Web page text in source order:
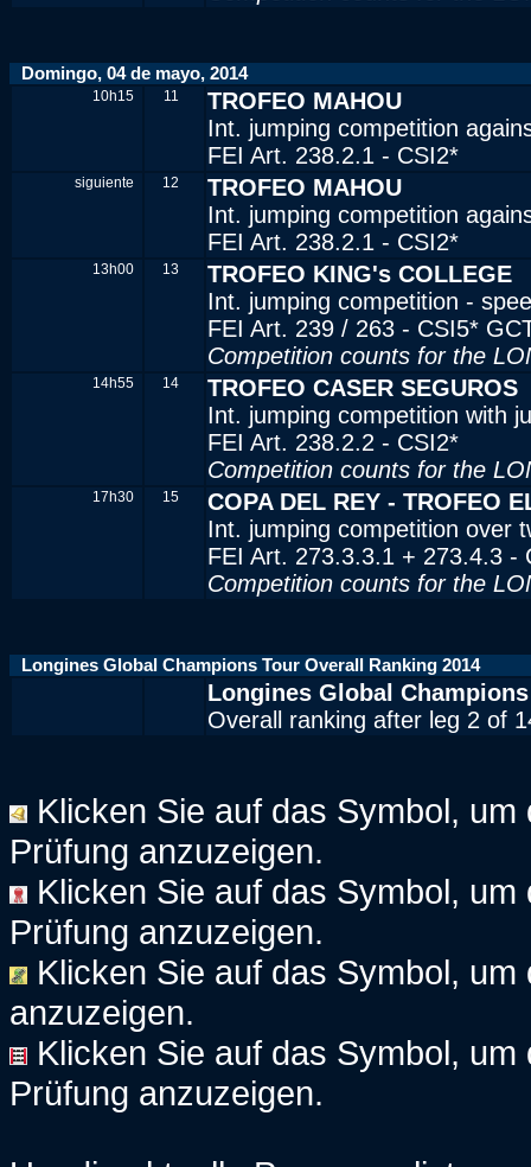
Domingo, 04 de mayo, 2014
10h15 11
TROFEO MAHOU
Int. jumping competition
FEI Art. 238.2.1 - CSI2*
siguiente 12
TROFEO MAHOU
Int. jumping competition
FEI Art. 238.2.1 - CSI2*
13h00 13
TROFEO KING's COLLEGE
Int. jumping competition -
FEI Art. 239 / 263 - CSI5*
Competition counts for the
14h55 14
TROFEO CASER SEGUROS
Int. jumping competition with
FEI Art. 238.2.2 - CSI2*
Competition counts for the
17h30 15
COPA DEL REY - TROFEO
Int. jumping competition over
FEI Art. 273.3.3.1 + 273.4.3 -
Competition counts for the
Longines Global Champions Tour Overall Ranking 2014
Longines Global
Overall ranking after leg 2 of
Klicken Sie auf das Symbol,
Prüfung anzuzeigen.
Klicken Sie auf das Symbol,
Prüfung anzuzeigen.
Klicken Sie auf das Symbol,
anzuzeigen.
Klicken Sie auf das Symbol,
Prüfung anzuzeigen.